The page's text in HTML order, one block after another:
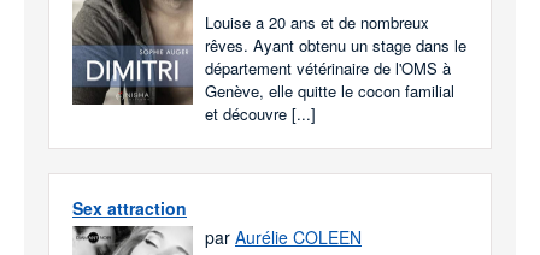
Louise a 20 ans et de nombreux
rêves. Ayant obtenu un stage dans le
département vétérinaire de l'OMS à
Genève, elle quitte le cocon familial
et découvre [...]
Sex attraction
par Aurélie COLEEN